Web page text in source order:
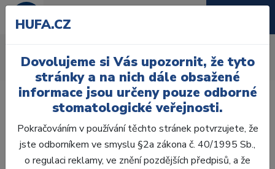
Úvod Laboratoř Vosková modelace
Laboratoř
HUFA.CZ
Dovolujeme si Vás upozornit, že tyto
stránky a na nich dále obsažené
informace jsou určeny pouze odborné
stomatologické veřejnosti.
Pokračováním v používání těchto stránek potvrzujete, že
jste odborníkem ve smyslu §2a zákona č. 40/1995 Sb.,
o regulaci reklamy, ve znění pozdějších předpisů, a že